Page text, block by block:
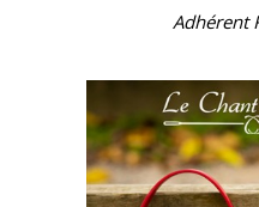
Adhérent